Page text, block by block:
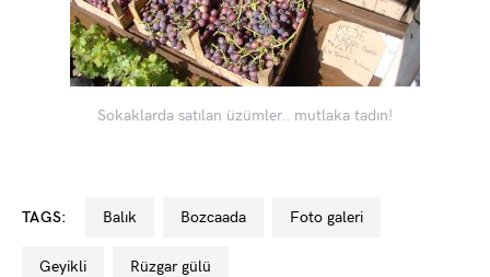
Sokaklarda satılan üzümler.. mutlaka tadın!
TAGS: balık bozcaada foto galeri
geyikli rüzgar gülü